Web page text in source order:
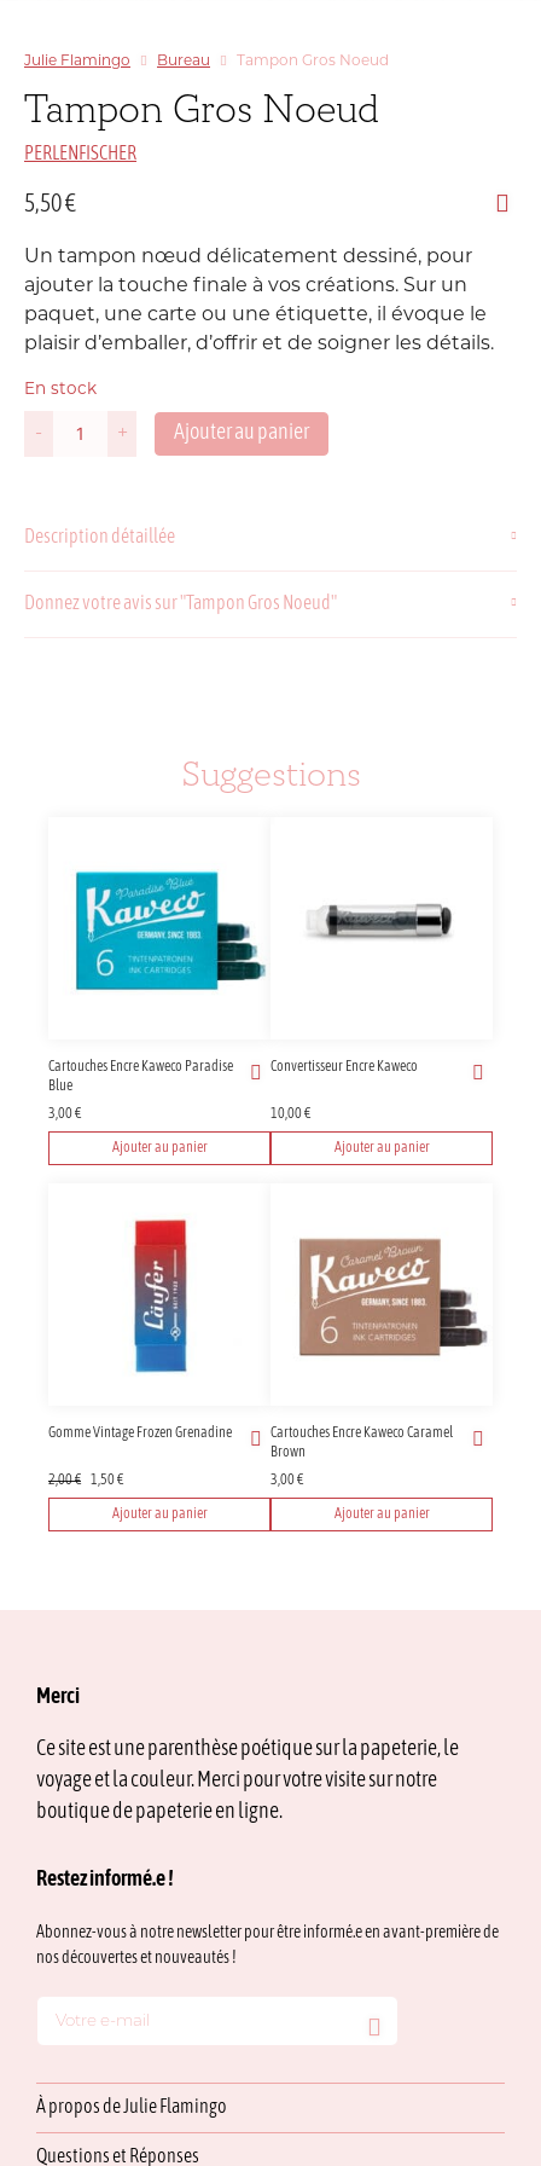
Julie Flamingo Bureau Tampon Gros Noeud
Tampon Gros Noeud
PERLENFISCHER
5,50€
Un tampon nœud délicatement dessiné, pour
ajouter la touche finale à vos créations. Sur un
paquet, une carte ou une étiquette, il évoque le
plaisir d’emballer, d’offrir et de soigner les détails.
En stock
-
quantité
Noeud
+ Ajouter au panier
Description détaillée
Donnez votre avis sur "Tampon Gros Noeud"
Suggestions
Cartouches Encre Kaweco Paradise
Blue
3,00€
Ajouter au panier
Convertisseur Encre Kaweco
10,00€
Ajouter au panier
Gomme Vintage Frozen Grenadine
2,00€ Le
prix
initial
1,50€Le
prix
actuel
Ajouter au panier
Cartouches Encre Kaweco Caramel
Brown
3,00€
Ajouter au panier
Merci
Ce site est une parenthèse poétique sur la papeterie, le
voyage et la couleur. Merci pour votre visite sur notre
boutique de papeterie en ligne.
Restez informé.e !
Abonnez-vous à notre newsletter pour être informé.e en avant-première de
nos découvertes et nouveautés !
À propos de Julie Flamingo
Questions et Réponses